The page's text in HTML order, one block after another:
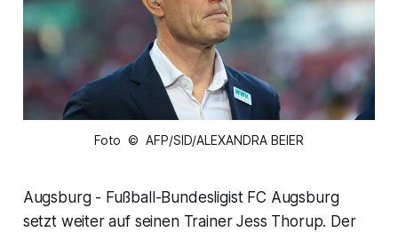
Foto © AFP/SID/ALEXANDRA BEIER
Augsburg - Fußball-Bundesligist FC Augsburg
setzt weiter auf seinen Trainer Jess Thorup. Der